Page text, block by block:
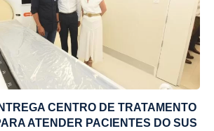
CENTRO DE TRATAMENTO
ATENDER PACIENTES DO SUS